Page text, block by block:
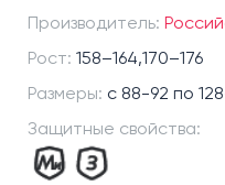
44-46, 170-176
48-50, 158-164
52-54, 170-176
56-58, 158-164
Производитель:
Рост: 158–164,170–176
Размеры: с 88-92 по
Защитные свойства: